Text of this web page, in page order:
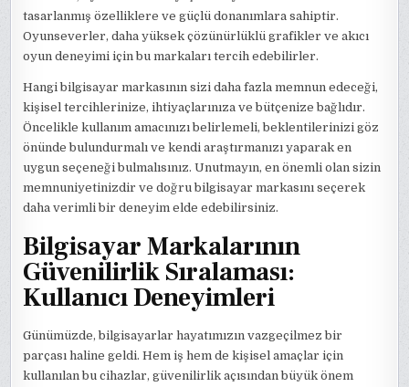
tasarlanmış özelliklere ve güçlü donanımlara sahiptir.
Oyunseverler, daha yüksek çözünürlüklü grafikler ve akıcı
oyun deneyimi için bu markaları tercih edebilirler.
Hangi bilgisayar markasının sizi daha fazla memnun edeceği,
kişisel tercihlerinize, ihtiyaçlarınıza ve bütçenize bağlıdır.
Öncelikle kullanım amacınızı belirlemeli, beklentilerinizi göz
önünde bulundurmalı ve kendi araştırmanızı yaparak en
uygun seçeneği bulmalısınız. Unutmayın, en önemli olan sizin
memnuniyetinizdir ve doğru bilgisayar markasını seçerek
daha verimli bir deneyim elde edebilirsiniz.
Bilgisayar Markalarının
Güvenilirlik Sıralaması:
Kullanıcı Deneyimleri
Günümüzde, bilgisayarlar hayatımızın vazgeçilmez bir
parçası haline geldi. Hem iş hem de kişisel amaçlar için
kullanılan bu cihazlar, güvenilirlik açısından büyük önem